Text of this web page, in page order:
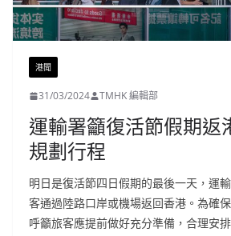
港聞
31/03/2024 TMHK 編輯部
運輸署籲復活節假期返
規劃行程
明日是復活節四日假期的最後一天，運
客通過陸路口岸或機場返回香港。為確
呼籲旅客應提前做好充分準備，合理安